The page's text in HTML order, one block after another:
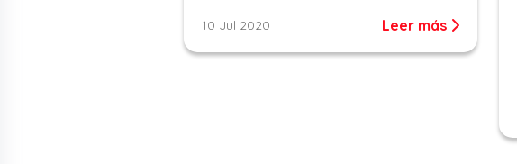
10 Jul 2020 Leer más